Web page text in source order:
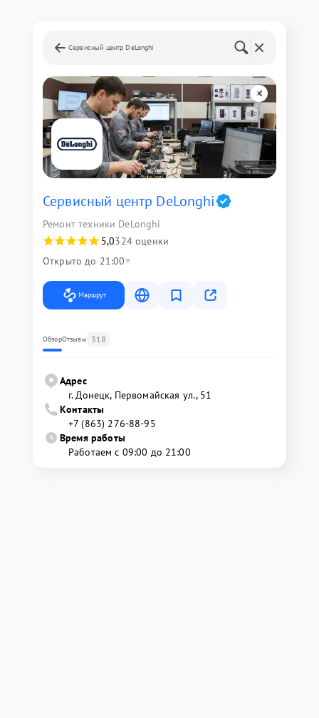
Сервисный центр DeLonghi
Сервисный центр DeLonghi
Ремонт техники DeLonghi
5,0324 оценки
Открыто до 21:00
Маршрут
ОбзорОтзывы 318
Адрес
г. Донецк, Первомайская ул., 51
Контакты
+7 (863) 276-88-95
Время работы
Работаем с 09:00 до 21:00